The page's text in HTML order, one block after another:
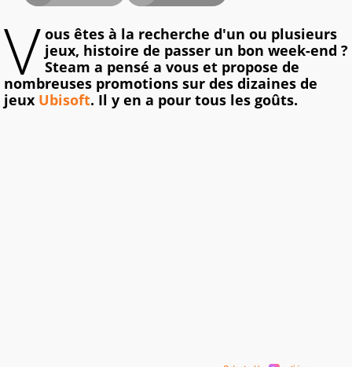
V ous êtes à la recherche d'un ou plusieurs
jeux, histoire de passer un bon week-end ?
Steam a pensé a vous et propose de
nombreuses promotions sur des dizaines de
jeux Ubisoft. Il y en a pour tous les goûts.